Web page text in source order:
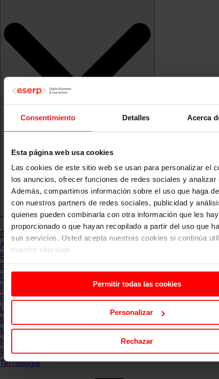
Consentimiento Detalles Acerca
Esta página web usa cookies
Las cookies de este sitio web se usan para personalizar el
los anuncios, ofrecer funciones de redes sociales y analizar
Además, compartimos información sobre el uso que haga
con nuestros partners de redes sociales, publicidad y
quienes pueden combinarla con otra información que les
proporcionado o que hayan recopilado a partir del uso que
sus servicios. Usted acepta nuestras cookies si continúa
nuestro sitio web.
Permitir todas las cookies
Personalizar
Rechazar
Blog
Abogacia
Business
Empleo & Emprendimiento
Empresas
Finanzas
Formación & Estudios
Luxury
Management
Marketing & Comunicación
Negocios
Recursos Humanos
Tecnología